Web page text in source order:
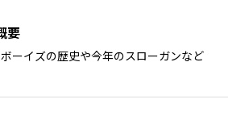
要
ーイズの歴史や今年のスローガンなど